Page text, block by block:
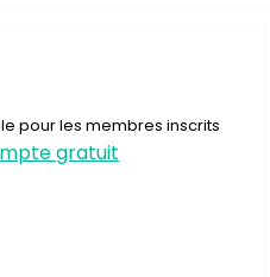
pour les membres inscrits
gratuit